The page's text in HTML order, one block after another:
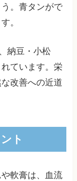
。青タンがで
。
納豆・小松
ています。栄
改善への近道
ト
軟膏は、血流